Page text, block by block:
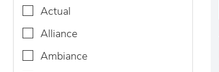
actual
alliance
ambiance